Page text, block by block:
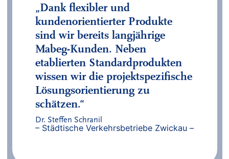
„Dank flexibler und
kundenorientierter Produkte
sind wir bereits langjährige
Mabeg-Kunden. Neben
etablierten Standardprodukten
wissen wir die projektspezifische
Lösungsorientierung zu
schätzen.“
Dr. Steffen Schranil
– Städtische Verkehrsbetriebe Zwickau –